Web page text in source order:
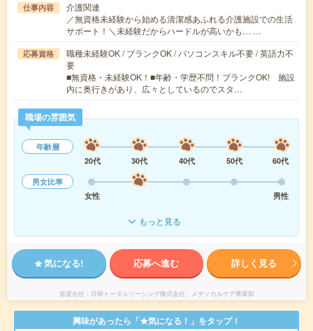
仕事内容
介護関連
／無資格未経験から始める清潔感あふれる介護施設での生活
サポート！＼未経験だからハードルが高いかも… …
応募資格
職種未経験OK / ブランクOK / パソコンスキル不要 / 英語力不
要
■無資格・未経験OK！■年齢・学歴不問！ブランクOK! 施設
内に奥行きがあり、広々としているのでスタ…
職場の雰囲気
年齢層
20代
30代 40代 50代
60代
男女比率
女性
男性
もっと見る
気になる! 応募へ進む 詳しく見る
派遣会社 日研トータルソーシング株式会社 メディカルケア事業部
興味があったら「★気になる！」をタップ！